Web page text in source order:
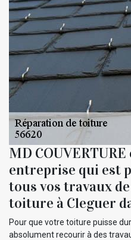
MD
entreprise qui est
tous vos travaux
toiture à Cleguer
Pour que votre toiture puisse
absolument recourir à des